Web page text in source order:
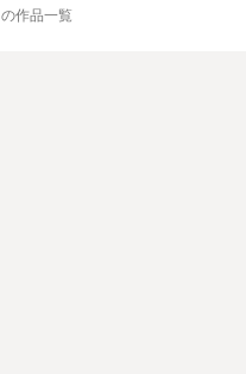
作品一覧